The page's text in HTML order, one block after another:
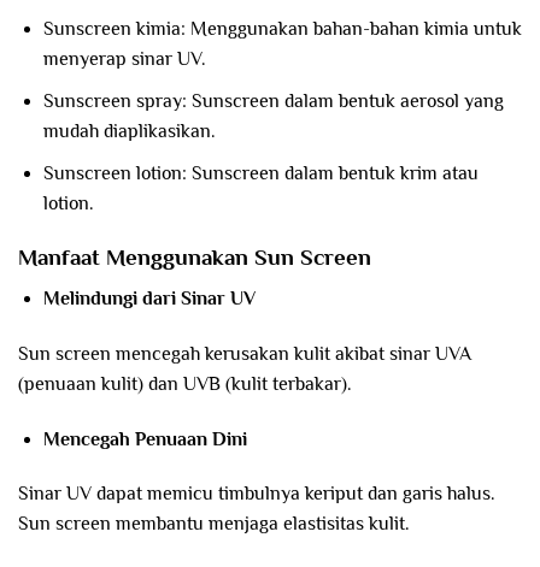
Sunscreen kimia: Menggunakan bahan-bahan kimia untuk
menyerap sinar UV.
Sunscreen spray: Sunscreen dalam bentuk aerosol yang
mudah diaplikasikan.
Sunscreen lotion: Sunscreen dalam bentuk krim atau
lotion.
Manfaat Menggunakan Sun Screen
Melindungi dari Sinar UV
Sun screen mencegah kerusakan kulit akibat sinar UVA
(penuaan kulit) dan UVB (kulit terbakar).
Mencegah Penuaan Dini
Sinar UV dapat memicu timbulnya keriput dan garis halus.
Sun screen membantu menjaga elastisitas kulit.